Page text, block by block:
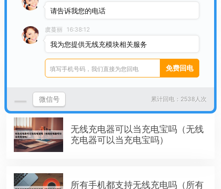
无线充电宝如何充电（无线充电宝
充电慢）
鼠标改无线充电（无线鼠标改type
无线充电器可以当充电宝吗（无线
充电器可以当充电宝吗）
所有手机都支持无线充电吗（所有
请告诉我您的电话
虞蔓丽 16:38:12
我为您提供无线充模块相关服务
累计回电：2538人次
微信号